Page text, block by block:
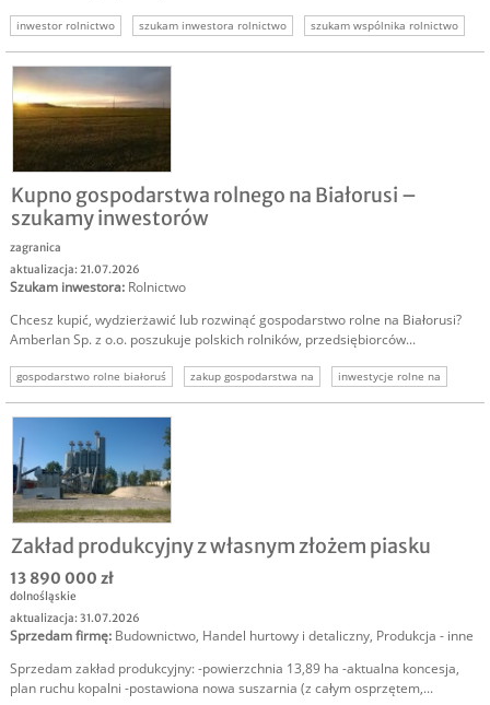
inwestor rolnictwo szukam inwestora rolnictwo szukam wspólnika rolnictwo
Kupno gospodarstwa rolnego na Białorusi –
szukamy inwestorów
zagranica
aktualizacja: 21.07.2026
Szukam inwestora: Rolnictwo
Chcesz kupić, wydzierżawić lub rozwinąć gospodarstwo rolne na Białorusi?
Amberlan Sp. z o.o. poszukuje polskich rolników, przedsiębiorców...
gospodarstwo rolne białoruś zakup gospodarstwa na
inwestycje rolne na
ziemia rolna na
inwestycje agro białoruś inwestycje w rolnictwo bialoruś
Zakład produkcyjny z własnym złożem piasku
13 890 000 zł
dolnośląskie
aktualizacja: 31.07.2026
Sprzedam firmę: Budownictwo, Handel hurtowy i detaliczny, Produkcja - inne
Sprzedam zakład produkcyjny: -powierzchnia 13,89 ha -aktualna koncesja,
plan ruchu kopalni -postawiona nowa suszarnia (z całym osprzętem,...